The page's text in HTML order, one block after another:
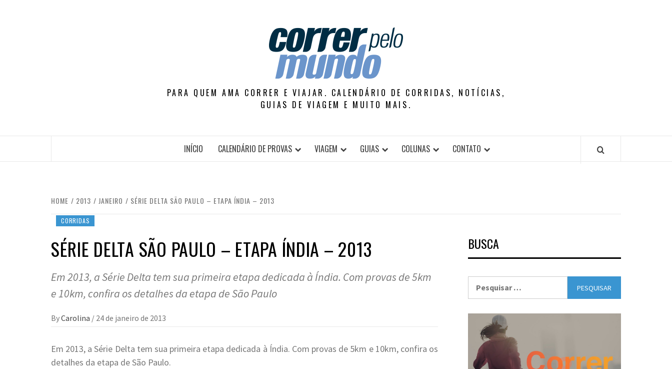
PARA QUEM AMA CORRER E VIAJAR. CALENDÁRIO DE CORRIDAS, NOTÍCIAS,
GUIAS DE VIAGEM E MUITO MAIS.
INÍCIO CALENDÁRIO DE PROVAS VIAGEM GUIAS COLUNAS CONTATO
HOME 2013 JANEIRO SÉRIE DELTA SÃO PAULO – ETAPA ÍNDIA – 2013
CORRIDAS
SÉRIE DELTA SÃO PAULO – ETAPA ÍNDIA – 2013
Em 2013, a Série Delta tem sua primeira etapa dedicada à Índia. Com provas de 5km
e 10km, confira os detalhes da etapa de São Paulo
ByCarolina / 24 de janeiro de 2013
Em 2013, a Série Delta tem sua primeira etapa dedicada à Índia. Com provas de 5km e 10km, confira os
detalhes da etapa de São Paulo.
BUSCA